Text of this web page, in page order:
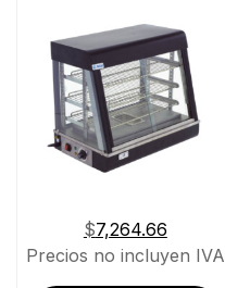
$7,264.66
Precios no incluyen IVA